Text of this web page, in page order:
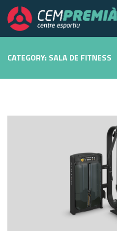
CATEGORY: SALA DE FITNESS